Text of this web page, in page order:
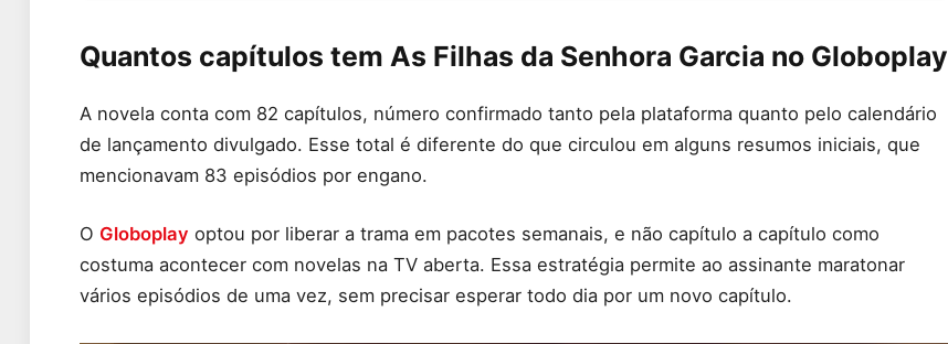
Quantos capítulos tem As Filhas da Senhora Garcia no Globoplay
A novela conta com 82 capítulos, número confirmado tanto pela plataforma quanto pelo calendário
de lançamento divulgado. Esse total é diferente do que circulou em alguns resumos iniciais, que
mencionavam 83 episódios por engano.
O Globoplay optou por liberar a trama em pacotes semanais, e não capítulo a capítulo como
costuma acontecer com novelas na TV aberta. Essa estratégia permite ao assinante maratonar
vários episódios de uma vez, sem precisar esperar todo dia por um novo capítulo.